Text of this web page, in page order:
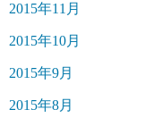
2015年11月
2015年10月
2015年9月
2015年8月